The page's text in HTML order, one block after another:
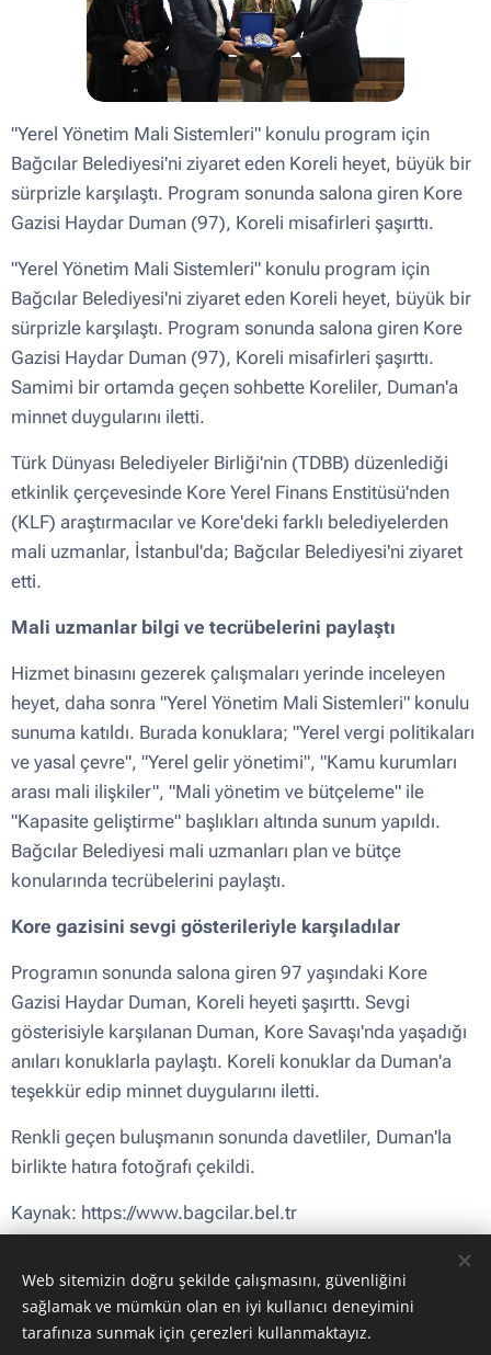
"Yerel Yönetim Mali Sistemleri" konulu program için
Bağcılar Belediyesi'ni ziyaret eden Koreli heyet, büyük bir
sürprizle karşılaştı. Program sonunda salona giren Kore
Gazisi Haydar Duman (97), Koreli misafirleri şaşırttı.
"Yerel Yönetim Mali Sistemleri" konulu program için
Bağcılar Belediyesi'ni ziyaret eden Koreli heyet, büyük bir
sürprizle karşılaştı. Program sonunda salona giren Kore
Gazisi Haydar Duman (97), Koreli misafirleri şaşırttı.
Samimi bir ortamda geçen sohbette Koreliler, Duman'a
minnet duygularını iletti.
Türk Dünyası Belediyeler Birliği'nin (TDBB) düzenlediği
etkinlik çerçevesinde Kore Yerel Finans Enstitüsü'nden
(KLF) araştırmacılar ve Kore'deki farklı belediyelerden
mali uzmanlar, İstanbul'da; Bağcılar Belediyesi'ni ziyaret
etti.
Mali uzmanlar bilgi ve tecrübelerini paylaştı
Hizmet binasını gezerek çalışmaları yerinde inceleyen
heyet, daha sonra "Yerel Yönetim Mali Sistemleri" konulu
sunuma katıldı. Burada konuklara; "Yerel vergi politikaları
ve yasal çevre", "Yerel gelir yönetimi", "Kamu kurumları
arası mali ilişkiler", "Mali yönetim ve bütçeleme" ile
"Kapasite geliştirme" başlıkları altında sunum yapıldı.
Bağcılar Belediyesi mali uzmanları plan ve bütçe
konularında tecrübelerini paylaştı.
Kore gazisini sevgi gösterileriyle karşıladılar
Programın sonunda salona giren 97 yaşındaki Kore
Gazisi Haydar Duman, Koreli heyeti şaşırttı. Sevgi
gösterisiyle karşılanan Duman, Kore Savaşı'nda yaşadığı
anıları konuklarla paylaştı. Koreli konuklar da Duman'a
teşekkür edip minnet duygularını iletti.
Renkli geçen buluşmanın sonunda davetliler, Duman'la
birlikte hatıra fotoğrafı çekildi.
Kaynak: https://www.bagcilar.bel.tr
Share
Web sitemizin doğru şekilde çalışmasını, güvenliğini
sağlamak ve mümkün olan en iyi kullanıcı deneyimini
tarafınıza sunmak için çerezleri kullanmaktayız.